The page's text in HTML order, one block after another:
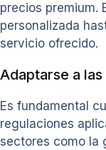
precios premium.
personalizada
servicio ofrecido.
Adaptarse a
Es fundamental
regulaciones
sectores como la